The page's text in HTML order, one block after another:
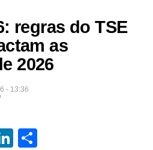
regras do TSE
as
2026
- 13:36
LinkedIn